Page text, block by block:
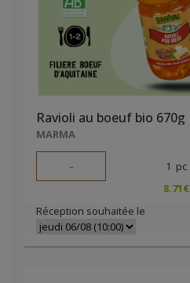
Ravioli au boeuf bio 670g
MARMA
- 1 pc
8.71€
Réception souhaitée le